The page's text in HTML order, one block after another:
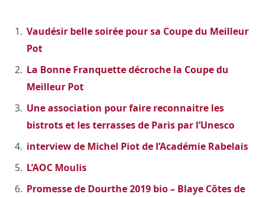
Vaudésir belle soirée pour sa Coupe du Meilleur
Pot
La Bonne Franquette décroche la Coupe du
Meilleur Pot
Une association pour faire reconnaitre les
bistrots et les terrasses de Paris par l’Unesco
interview de Michel Piot de l’Académie Rabelais
L’AOC Moulis
Promesse de Dourthe 2019 bio – Blaye Côtes de